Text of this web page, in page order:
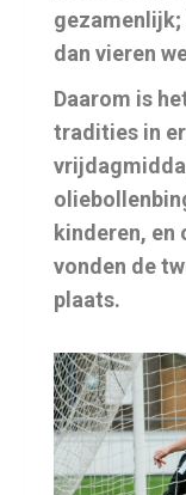
gezamenlijk;
dan vieren
Daarom is
tradities in
kinderen, en
vonden de
plaats.